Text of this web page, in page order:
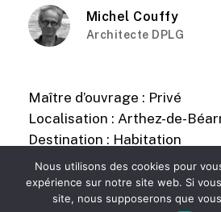
Michel Couffy
Architecte DPLG
Maître d’ouvrage : Privé
Localisation : Arthez-de-
Destination : Habitation
Surface : 110 m² (séjour,
Date de livraison : 2015
Nous utilisons des cookies pour
expérience sur notre site web. Si
site, nous supposerons que